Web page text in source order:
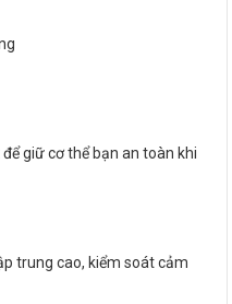
giữ cơ thể bạn an toàn khi
trung cao, kiểm soát cảm